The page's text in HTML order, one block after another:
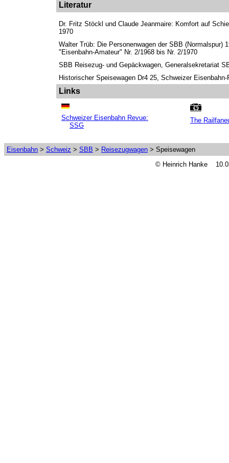
Literatur
Dr. Fritz Stöckl und Claude Jeanmaire: Komfort auf
1970
Walter Trüb: Die Personenwagen der SBB (Normalspur)
"Eisenbahn-Amateur" Nr. 2/1968 bis Nr. 2/1970
SBB Reisezug- und Gepäckwagen, Generalsekretariat
Historischer Speisewagen Dr4 25, Schweizer
Links
Schweizer Eisenbahn Revue:
SSG
The
Eisenbahn > Schweiz > SBB > Reisezugwagen > Speisewagen
© Heinrich Hanke